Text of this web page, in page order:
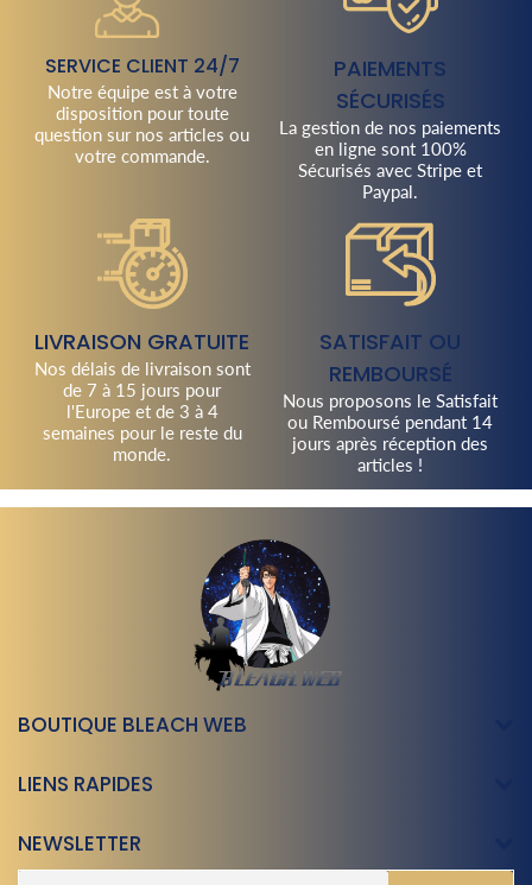
SERVICE CLIENT 24/7
Notre équipe est à votre
disposition pour toute
question sur nos articles ou
votre commande.
PAIEMENTS
SÉCURISÉS
La gestion de nos paiements
en ligne sont 100%
Sécurisés avec Stripe et
Paypal.
LIVRAISON GRATUITE
Nos délais de livraison sont
de 7 à 15 jours pour
l'Europe et de 3 à 4
semaines pour le reste du
monde.
SATISFAIT OU
REMBOURSÉ
Nous proposons le Satisfait
ou Remboursé pendant 14
jours après réception des
articles !
BOUTIQUE BLEACH WEB
LIENS RAPIDES
NEWSLETTER